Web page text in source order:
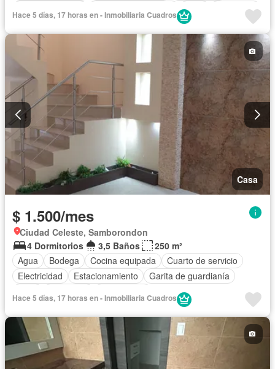
Patio
Seguridad
Hace 5 días, 17 horas en - Inmobiliaria Cuadros
Casa
$ 1.500/mes
Ciudad Celeste, Samborondon
4 Dormitorios
3,5 Baños
250 m²
Agua
Bodega Cocina equipada
Cuarto de servicio
Electricidad
Estacionamiento
Garita de guardianía
Hace 5 días, 17 horas en - Inmobiliaria Cuadros